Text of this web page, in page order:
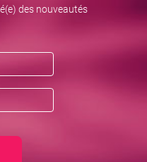
des nouveautés